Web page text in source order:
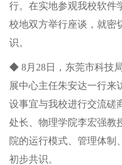
行。在实地参观我校软件
校地双方举行座谈，就密
识。
◆ 8月28日，东莞市科技
展中心主任朱安达一行来
设事宜与我校进行交流磋
处长、物理学院李宏强教
院的运行模式、管理体制
初步共识。